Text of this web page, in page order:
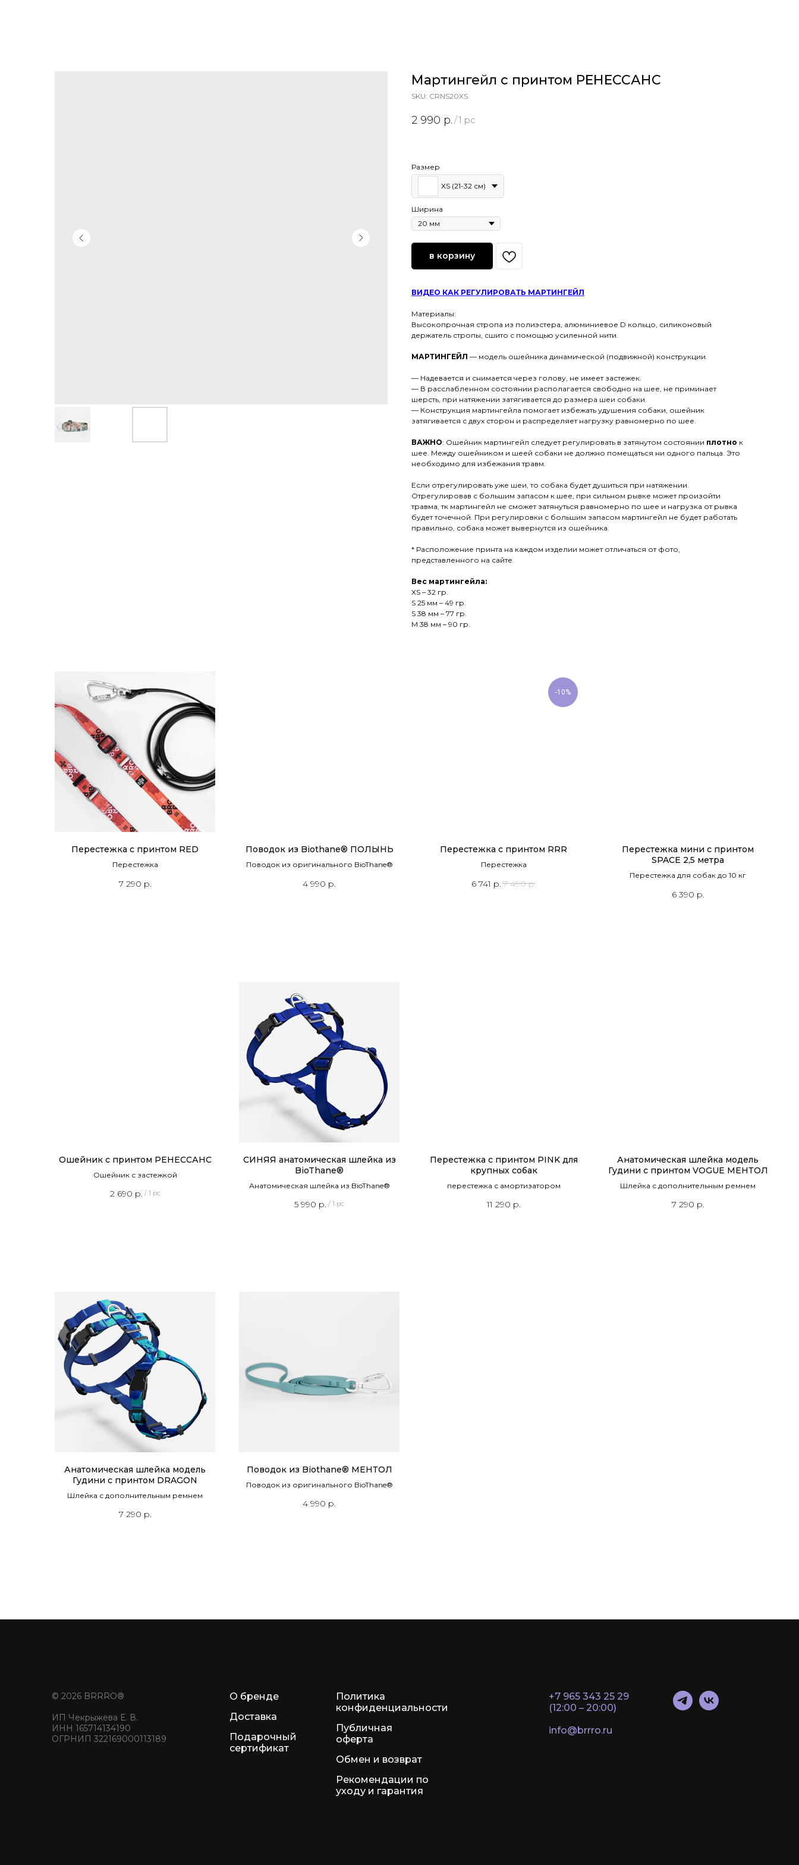
Мартингейл с принтом РЕНЕССАНС
SKU: CRNS20XS
2 990 р. /1 pc
Размер
XS (21-32 см)
Ширина
в корзину
ВИДЕО КАК РЕГУЛИРОВАТЬ МАРТИНГЕЙЛ
Материалы:
Высокопрочная стропа из полиэстера, алюминиевое D кольцо, силиконовый
держатель стропы, сшито с помощью усиленной нити.
МАРТИНГЕЙЛ — модель ошейника динамической (подвижной) конструкции.
— Надевается и снимается через голову, не имеет застежек.
— В расслабленном состоянии располагается свободно на шее, не приминает
шерсть, при натяжении затягивается до размера шеи собаки.
— Конструкция мартингейла помогает избежать удушения собаки, ошейник
затягивается с двух сторон и распределяет нагрузку равномерно по шее.
ВАЖНО: Ошейник мартингейл следует регулировать в затянутом состоянии плотно к
шее. Между ошейником и шеей собаки не должно помещаться ни одного пальца. Это
необходимо для избежания травм.
Если отрегулировать уже шеи, то собака будет душиться при натяжении.
Отрегулировав с большим запасом к шее, при сильном рывке может произойти
травма, тк мартингейл не сможет затянуться равномерно по шее и нагрузка от рывка
будет точечной. При регулировки с большим запасом мартингейл не будет работать
правильно, собака может вывернутся из ошейника.
* Расположение принта на каждом изделии может отличаться от фото,
представленного на сайте.
Вес мартингейла:
XS – 32 гр.
S 25 мм – 49 гр.
S 38 мм – 77 гр.
М 38 мм – 90 гр.
Перестежка с принтом RED
Перестежка
7 290 р.
Поводок из Biothane® ПОЛЫНЬ
Поводок из оригинального BioThane®
4 990 р.
-10%
Перестежка с принтом RRR
Перестежка
6 741 р.7 490 р.
Перестежка мини с принтом
SPACE 2,5 метра
Перестежка для собак до 10 кг
6 390 р.
Ошейник с принтом РЕНЕССАНС
Ошейник с застежкой
2 690 р. / 1 pc
СИНЯЯ анатомическая шлейка из
BioThane®
Анатомическая шлейка из BioThane®
5 990 р. / 1 pc
Перестежка с принтом PINK для
крупных собак
перестежка с амортизатором
11 290 р.
Анатомическая шлейка модель
Гудини с принтом VOGUE МЕНТОЛ
Шлейка с дополнительным ремнем
7 290 р.
Анатомическая шлейка модель
Гудини с принтом DRAGON
Шлейка с дополнительным ремнем
7 290 р.
Поводок из Biothane® МЕНТОЛ
Поводок из оригинального BioThane®
4 990 р.
© 2026 BRRRO®
ИП Чекрыжева Е. В.
ИНН 165714134190
ОГРНИП 322169000113189
О бренде
Доставка
Подарочный
сертификат
Политика
конфиденциальности
Публичная
оферта
Обмен и возврат
Рекомендации по
уходу и гарантия
+7 965 343 25 29
(12:00 – 20:00)
info@brrro.ru